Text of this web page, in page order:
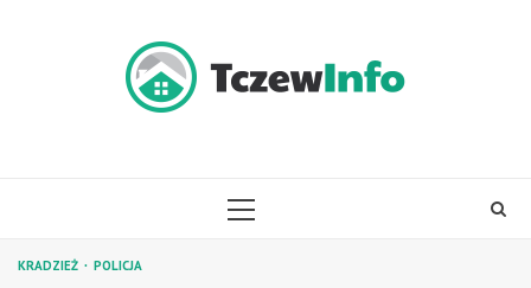
PRIMARY
KRADZIEŻ POLICJA